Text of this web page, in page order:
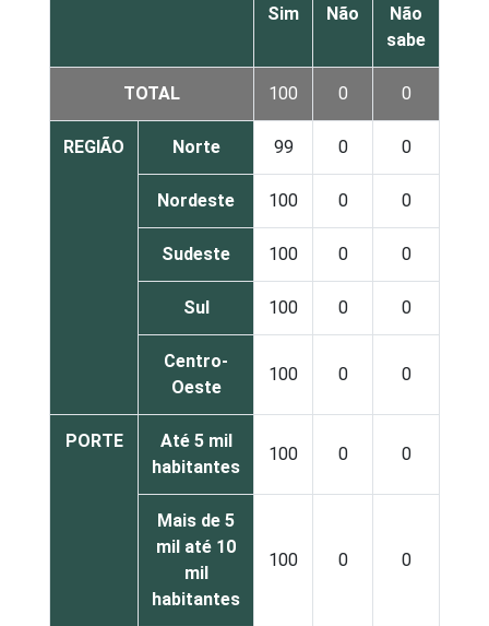
Sim Não
Não
sabe
TOTAL 100 0 0
REGIÃO Norte 99 0 0
Nordeste 100 0 0
Sudeste 100 0 0
Sul 100 0 0
Centro-
Oeste
100 0 0
PORTE
Até 5 mil
habitantes
100 0 0
Mais de 5
mil até 10
mil
habitantes
100 0 0